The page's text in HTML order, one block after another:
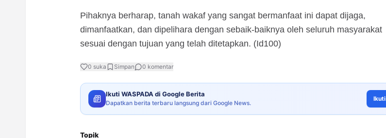
Pihaknya berharap, tanah wakaf yang sangat bermanfaat ini dapat dijaga,
dimanfaatkan, dan dipelihara dengan sebaik-baiknya oleh seluruh masyarakat
sesuai dengan tujuan yang telah ditetapkan. (Id100)
0 suka Simpan 0 komentar
Ikuti WASPADA di Google Berita
Dapatkan berita terbaru langsung dari Google News.
Ikuti
Topik